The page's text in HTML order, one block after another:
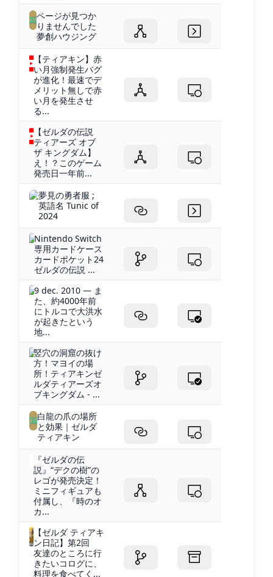
ページが見つか
りませんでした
夢創ハウジング
【ティアキン】赤
い月強制発生バグ
が進化！最速でデ
メリット無しで赤
い月を発生させ
る...
【ゼルダの伝説
ティアーズ オブ
ザ キングダム】
え！？このゲーム
発売日一年前...
夢見の勇者服 ;
英語名 Tunic of
2024
Nintendo Switch
専用カードケース
カードポケット24
ゼルダの伝説 ...
9 dec. 2010 — ま
た、約4000年前
にトルコで大洪水
が起きたという
地...
竪穴の洞窟の抜け
方！マヨイの場
所！ティアキンゼ
ルダティアーズオ
ブキングダム - ...
白龍の爪の場所
と効果｜ゼルダ
ティアキン
『ゼルダの伝
説』“デクの樹”の
レゴが発売決定！
ミニフィギュアも
付属し、『時のオ
カ...
【ゼルダ ティアキ
ン日記】第2回
友達のところに行
きたいコログに、
料理を食べてく...